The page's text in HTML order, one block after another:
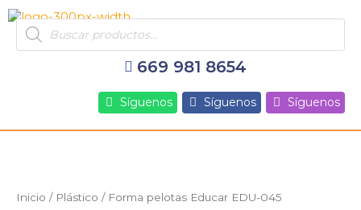
al
contenido
Products
search
669 981 8654
Síguenos Síguenos Síguenos
Inicio / Plástico / Forma pelotas Educar EDU-045
Educar